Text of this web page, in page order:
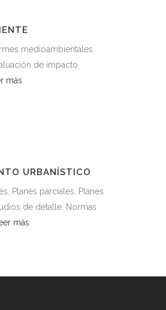
medioambientales.
de impacto
más
URBANÍSTICO
Planes parciales. Planes
de detalle. Normas
más